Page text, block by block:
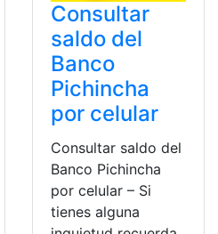
Consultar
saldo del
Banco
Pichincha
por celular
Consultar saldo del
Banco Pichincha
por celular – Si
tienes alguna